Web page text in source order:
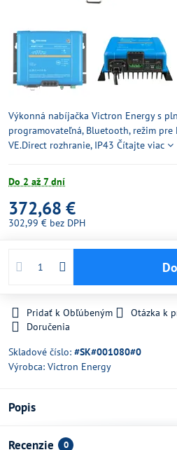
Výkonná nabíjačka Victron Energy s
programovateľná, Bluetooth, režim
VE.Direct rozhranie, IP43 Čítajte viac
Do 2 až 7 dní
372,68 €
302,99 € bez DPH
Pridať k Obľúbeným Otázka k
Doručenia
Skladové číslo: #SK#001080#0
Výrobca: Victron Energy
Popis
Recenzie 0